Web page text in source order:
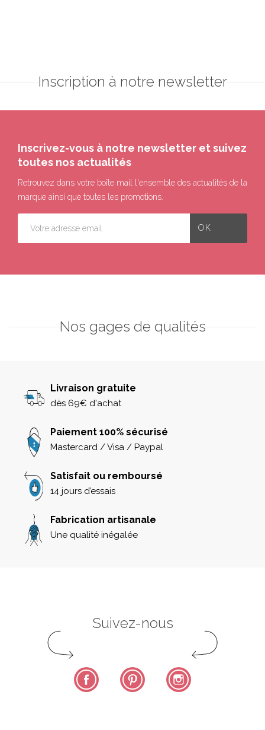
Inscription à notre newsletter
Inscrivez-vous à notre newsletter et suivez
toutes nos actualités
Retrouvez dans votre boîte mail l'ensemble des actualités de la
marque ainsi que toutes les promotions.
Nos gages de qualités
Livraison gratuite
dès 69€ d'achat
Paiement 100% sécurisé
Mastercard / Visa / Paypal
Satisfait ou remboursé
14 jours d’essais
Fabrication artisanale
Une qualité inégalée
Suivez-nous
Facebook Pinterest